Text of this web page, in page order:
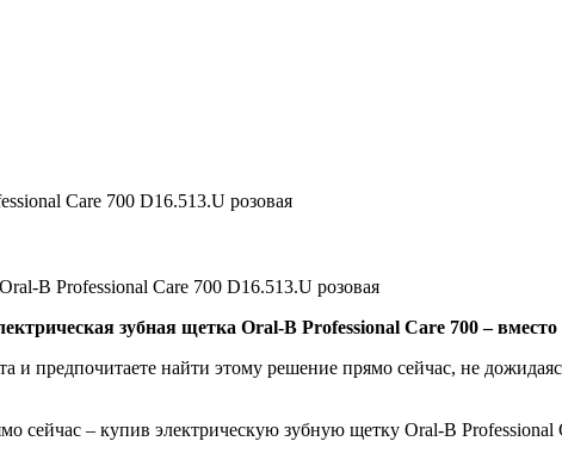
Care 700 D16.513.U розовая
B Professional Care 700 D16.513.U розовая
зубная щетка Oral-B Professional Care 700 –
и предпочитаете найти этому решение прямо сейчас, не
сейчас – купив электрическую зубную щетку Oral-B Professional